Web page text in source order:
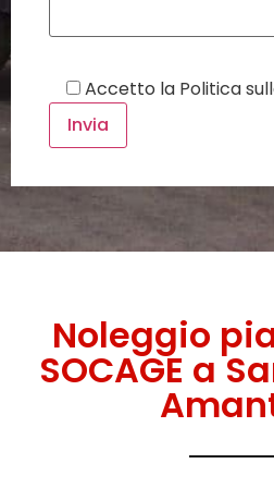
Accetto la Politica
Noleggio
SOCAGE a